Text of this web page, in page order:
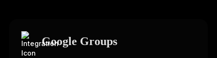
Google Groups